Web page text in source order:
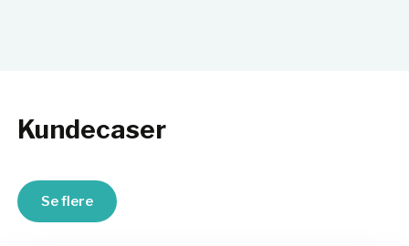
Kundecaser
Se flere